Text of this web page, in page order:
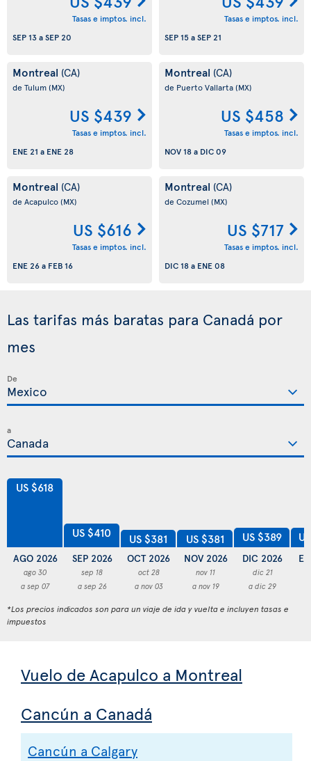
Tasas e imptos. incl.
SEP 13aSEP 20
Tasas e imptos. incl.
SEP 15aSEP 21
Montreal (CA)
de Tulum(MX)
US $439
Tasas e imptos. incl.
ENE 21 a ENE 28
Montreal (CA)
de Puerto Vallarta(MX)
US $458
Tasas e imptos. incl.
NOV 18a DIC 09
Montreal (CA)
de Acapulco(MX)
US $616
Tasas e imptos. incl.
ENE 26a FEB 16
Montreal (CA)
de Cozumel (MX)
US $717
Tasas e imptos. incl.
DIC 18a ENE 08
Las tarifas más baratas para Canadá por
mes
De
a
US $618
AGO 2026
ago 30
a sep 07
US $410
SEP 2026
sep 18
a sep 26
US $381
OCT 2026
oct 28
a nov 03
US $381
NOV 2026
nov 11
a nov 19
US $389
DIC 2026
dic 21
a dic 29
*Los precios indicados son para un viaje de ida y vuelta e incluyen tasas e
impuestos
Vuelo de Acapulco a Montreal
Cancún a Canadá
Cancún a Calgary